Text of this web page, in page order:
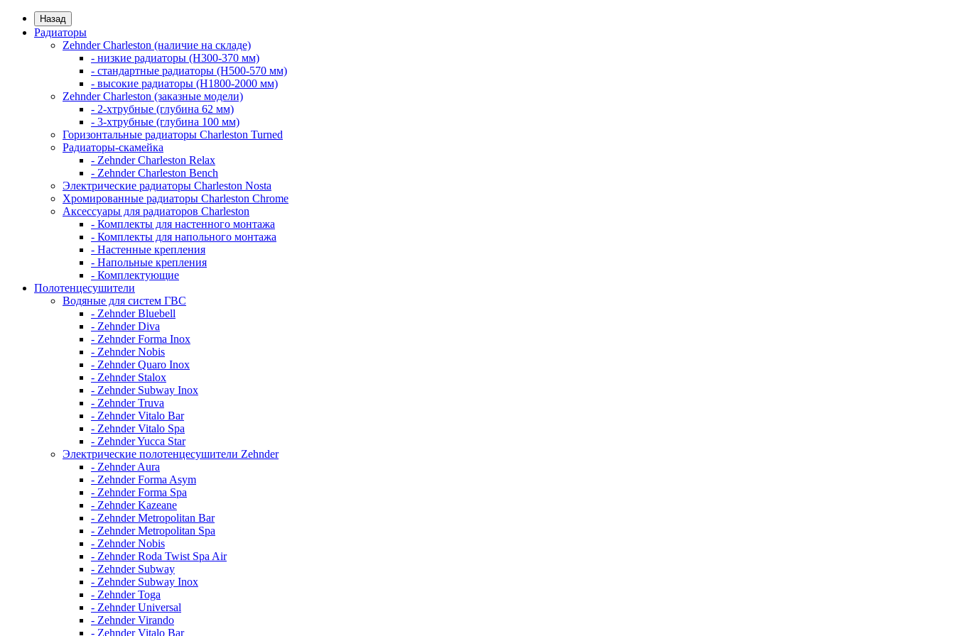
Назад
Радиаторы
Zehnder Charleston (наличие на складе)
- низкие радиаторы (H300-370 мм)
- стандартные радиаторы (H500-570 мм)
- высокие радиаторы (H1800-2000 мм)
Zehnder Charleston (заказные модели)
- 2-хтрубные (глубина 62 мм)
- 3-хтрубные (глубина 100 мм)
Горизонтальные радиаторы Charleston Turned
Радиаторы-скамейка
- Zehnder Charleston Relax
- Zehnder Charleston Bench
Электрические радиаторы Charleston Nosta
Хромированные радиаторы Charleston Chrome
Аксессуары для радиаторов Charleston
- Комплекты для настенного монтажа
- Комплекты для напольного монтажа
- Настенные крепления
- Напольные крепления
- Комплектующие
Полотенцесушители
Водяные для систем ГВС
- Zehnder Bluebell
- Zehnder Diva
- Zehnder Forma Inox
- Zehnder Nobis
- Zehnder Quaro Inox
- Zehnder Stalox
- Zehnder Subway Inox
- Zehnder Truva
- Zehnder Vitalo Bar
- Zehnder Vitalo Spa
- Zehnder Yucca Star
Электрические полотенцесушители Zehnder
- Zehnder Aura
- Zehnder Forma Asym
- Zehnder Forma Spa
- Zehnder Kazeane
- Zehnder Metropolitan Bar
- Zehnder Metropolitan Spa
- Zehnder Nobis
- Zehnder Roda Twist Spa Air
- Zehnder Subway
- Zehnder Subway Inox
- Zehnder Toga
- Zehnder Universal
- Zehnder Virando
- Zehnder Vitalo Bar